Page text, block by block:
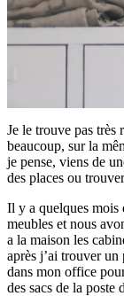
Je le trouve pas très
beaucoup, sur la
je pense, viens de
des places ou
Il y a quelques mois
meubles et nous
a la maison les
après j’ai trouver un
dans mon office
des sacs de la poste